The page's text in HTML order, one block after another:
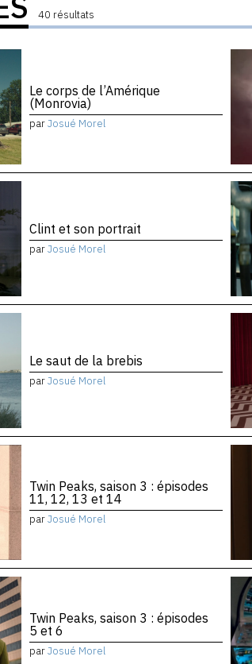
40 résultats
Le corps de l’Amérique
(Monrovia)
parJosué Morel
Clint et son portrait
parJosué Morel
Le saut de la brebis
parJosué Morel
Twin Peaks, saison 3 : épisodes
11, 12, 13 et 14
parJosué Morel
Twin Peaks, saison 3 : épisodes
5 et 6
parJosué Morel